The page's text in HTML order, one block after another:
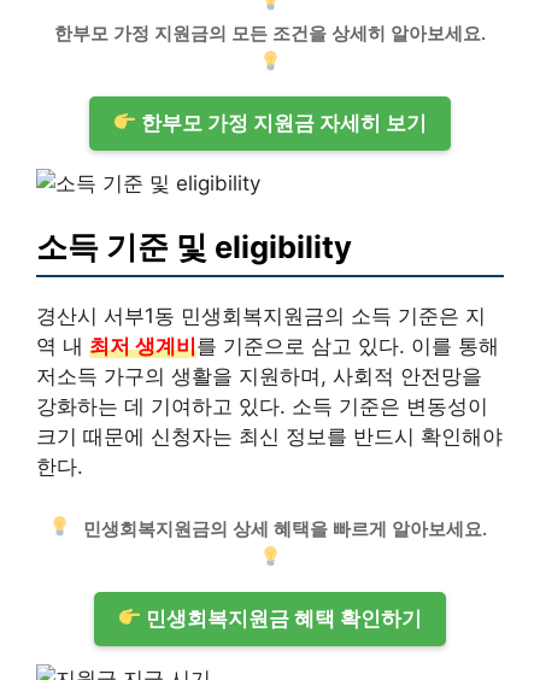
한부모 가정 지원금의 모든 조건을 상세히 알아보세요.
한부모 가정 지원금 자세히 보기
소득 기준 및 eligibility
경산시 서부1동 민생회복지원금의 소득 기준은 지
역 내 최저 생계비를 기준으로 삼고 있다. 이를 통해
저소득 가구의 생활을 지원하며, 사회적 안전망을
강화하는 데 기여하고 있다. 소득 기준은 변동성이
크기 때문에 신청자는 최신 정보를 반드시 확인해야
한다.
민생회복지원금의 상세 혜택을 빠르게 알아보세요.
민생회복지원금 혜택 확인하기